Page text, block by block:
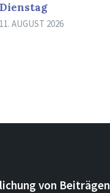
Dienstag
11. AUGUST 2026
von Beiträgen